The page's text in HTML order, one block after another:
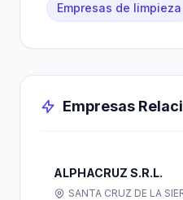
Empresas de limpieza
Empresas
ALPHACRUZ S.R.L.
SANTA CRUZ DE LA